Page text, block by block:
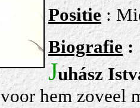
Positie :
Biografie:
Juhász
hem zoveel